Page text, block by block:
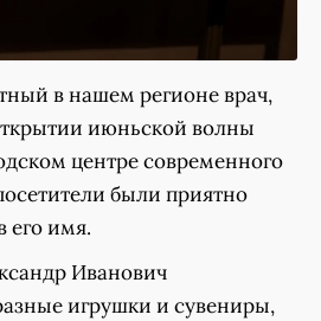
в нашем регионе врач,
июньской волны
центре современного
были приятно
его имя.
Иванович
игрушки и сувениры,